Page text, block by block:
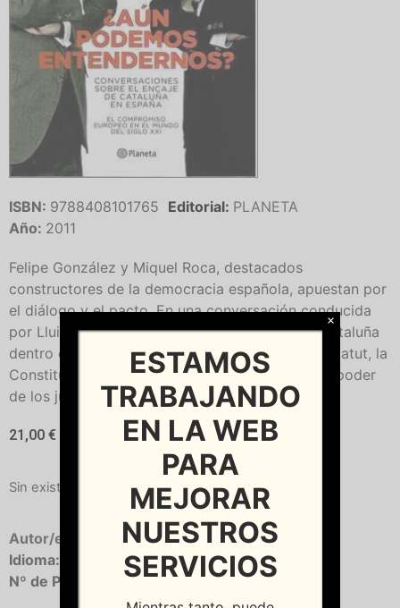
ISBN: 9788408101765 Editorial: PLANETA
Año: 2011
Felipe González y Miquel Roca, destacados
constructores de la democracia española, apuestan por
el diálogo y el pacto. En una conversación conducida
por Lluis Bassets, debaten sobre el encaje de Cataluña
dentro de España, la polémica sentencias del Estatut, la
Constitución y su posible revisión o el intocado poder
de los jueces.
21,00 €
Sin existencias
Autor/es: GONZALEZ, Felipe
| ROCA, Miquel
Idioma:
Castellano
Nº de Páginas:
288
ESTAMOS
TRABAJANDO
EN LA WEB
PARA
MEJORAR
NUESTROS
SERVICIOS
×